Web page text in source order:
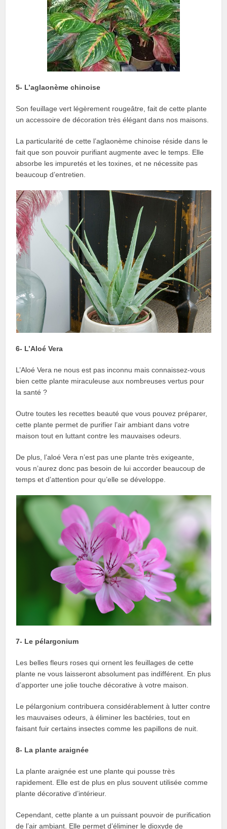
5- L’aglaonème chinoise
Son feuillage vert légèrement rougeâtre, fait de cette plante
un accessoire de décoration très élégant dans nos maisons.
La particularité de cette l’aglaonème chinoise réside dans le
fait que son pouvoir purifiant augmente avec le temps. Elle
absorbe les impuretés et les toxines, et ne nécessite pas
beaucoup d’entretien.
6- L’Aloé Vera
L’Aloé Vera ne nous est pas inconnu mais connaissez-vous
bien cette plante miraculeuse aux nombreuses vertus pour
la santé ?
Outre toutes les recettes beauté que vous pouvez préparer,
cette plante permet de purifier l’air ambiant dans votre
maison tout en luttant contre les mauvaises odeurs.
De plus, l’aloé Vera n’est pas une plante très exigeante,
vous n’aurez donc pas besoin de lui accorder beaucoup de
temps et d’attention pour qu’elle se développe.
7- Le pélargonium
Les belles fleurs roses qui ornent les feuillages de cette
plante ne vous laisseront absolument pas indifférent. En plus
d’apporter une jolie touche décorative à votre maison.
Le pélargonium contribuera considérablement à lutter contre
les mauvaises odeurs, à éliminer les bactéries, tout en
faisant fuir certains insectes comme les papillons de nuit.
8- La plante araignée
La plante araignée est une plante qui pousse très
rapidement. Elle est de plus en plus souvent utilisée comme
plante décorative d’intérieur.
Cependant, cette plante a un puissant pouvoir de purification
de l’air ambiant. Elle permet d’éliminer le dioxyde de